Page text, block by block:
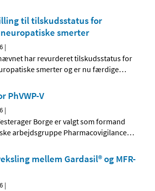
til tilskudsstatus for
smerter
|
har revurderet tilskudsstatus for
smerter og er nu færdige…
PhVWP-V
|
Borge er valgt som formand
arbejdsgruppe Pharmacovigilance…
mellem Gardasil® og MFR-
|